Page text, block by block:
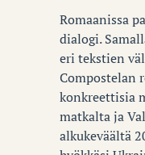
Romaanissa
dialogi.
eri tekstien
Compostelan
konkreettisia
matkalta ja
alkukeväältä